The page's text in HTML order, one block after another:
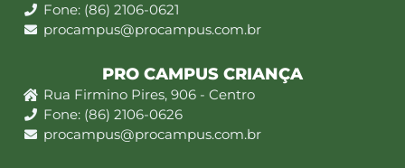
Fone: (86) 2106-0621
procampus@procampus.com.br
PRO CAMPUS CRIANÇA
Rua Firmino Pires, 906 - Centro
Fone: (86) 2106-0626
procampus@procampus.com.br